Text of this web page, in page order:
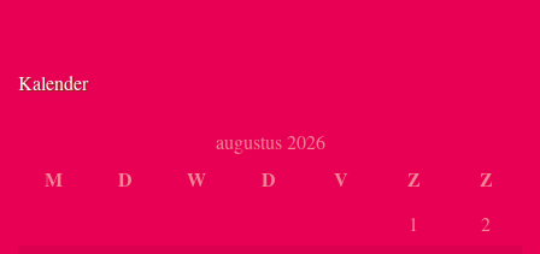
Kalender
augustus 2026
M D W D V Z Z
1
2